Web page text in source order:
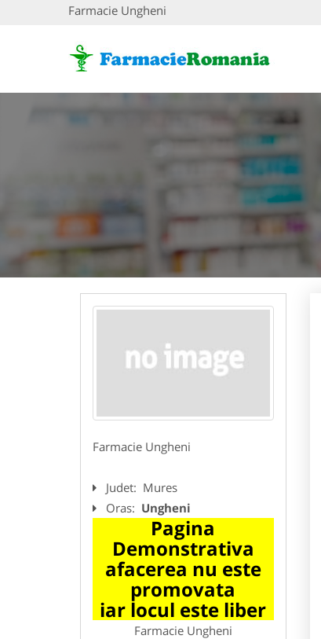
Farmacie Ungheni
Farmacie Ungheni
Judet: Mures
Oras: Ungheni
Pagina
Demonstrativa
afacerea nu este
promovata
iar locul este liber
Farmacie Ungheni